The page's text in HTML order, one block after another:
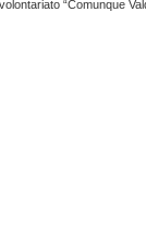
“Comunque